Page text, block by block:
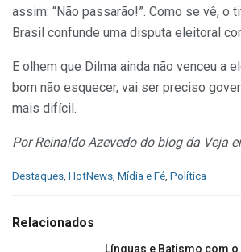
assim: “Não passarão!”. Como se vê, o
Brasil confunde uma disputa eleitoral
E olhem que Dilma ainda não venceu a
bom não esquecer, vai ser preciso
mais difícil.
Por Reinaldo Azevedo do blog da Veja
C
e
Destaques, HotNews, Mídia e Fé, Política
Relacionados
Línguas e Batismo com